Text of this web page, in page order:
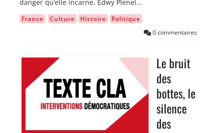
danger qu’elle incarne. Edwy Plenel…
France Culture Histoire
Politique
0 commentaires
Le bruit
des
bottes, le
silence
des